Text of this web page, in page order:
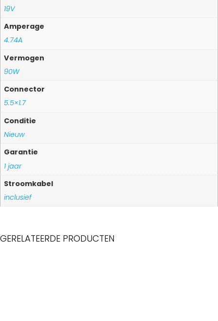
19V
Amperage
4.74A
Vermogen
90W
Connector
5.5×1.7
Conditie
Nieuw
Garantie
1 jaar
Stroomkabel
inclusief
GERELATEERDE PRODUCTEN